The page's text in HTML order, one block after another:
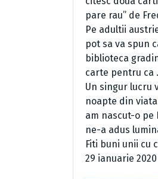
pare rau” de
Pe adultii
pot sa va spun
biblioteca
carte pentru ca
Un singur lucru
noapte din
am nascut-o pe
ne-a adus
Fiti buni unii cu
29 ianuarie 2020